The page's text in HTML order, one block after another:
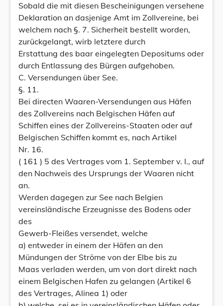
Sobald die mit diesen Bescheinigungen versehene
Deklaration an dasjenige Amt im Zollvereine, bei
welchem nach §. 7. Sicherheit bestellt worden,
zurückgelangt, wirb letztere durch
Erstattung des baar eingelegten Depositums oder
durch Entlassung des Bürgen aufgehoben.
C. Versendungen über See.
§. 11.
Bei directen Waaren-Versendungen aus Häfen
des Zollvereins nach Belgischen Häfen auf
Schiffen eines der Zollvereins-Staaten oder auf
Belgischen Schiffen kommt es, nach Artikel
Nr. 16.
( 161 ) 5 des Vertrages vom 1. September v. I., auf
den Nachweis des Ursprungs der Waaren nicht
an.
Werden dagegen zur See nach Belgien
vereinsländische Erzeugnisse des Bodens oder
des
Gewerb-Fleißes versendet, welche
a) entweder in einem der Häfen an den
Mündungen der Ströme von der Elbe bis zu
Maas verladen werden, um von dort direkt nach
einem Belgischen Hafen zu gelangen (Artikel 6
des Vertrages, Alinea 1) oder